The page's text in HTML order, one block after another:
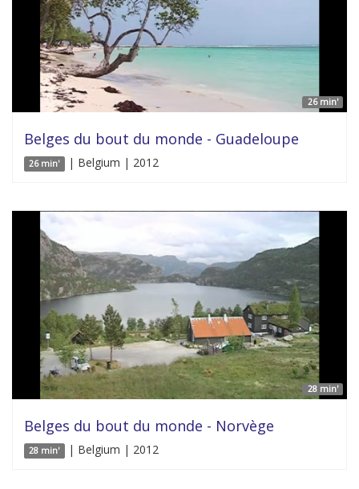
26 min'
Belges du bout du monde - Guadeloupe
26 min' | Belgium | 2012
28 min'
Belges du bout du monde - Norvège
28 min' | Belgium | 2012